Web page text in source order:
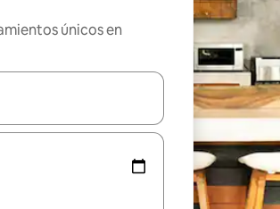
únicos en
disponibles, navegá con las teclas de